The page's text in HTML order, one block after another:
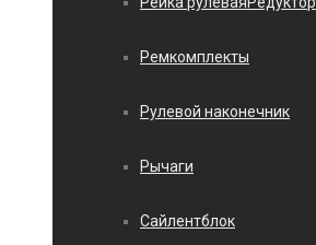
Ремкомплекты
Рулевой наконечник
Рычаги
Сайлентблок